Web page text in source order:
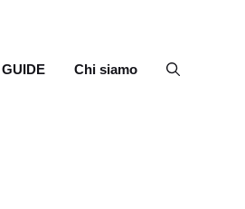
GUIDE Chi siamo